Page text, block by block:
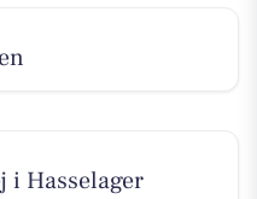
i Hasselager